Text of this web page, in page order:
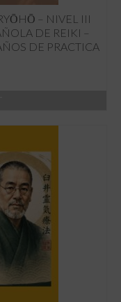
– NIVEL III
DE REIKI –
DE PRACTICA